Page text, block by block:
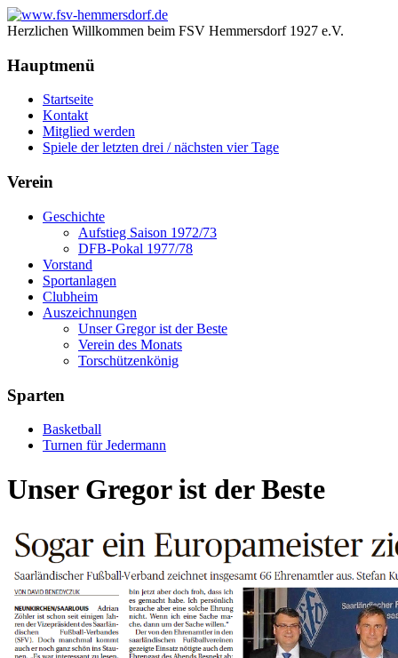
Herzlichen Willkommen beim FSV Hemmersdorf 1927 e.V.
Hauptmenü
Startseite
Kontakt
Mitglied werden
Spiele der letzten drei / nächsten vier Tage
Verein
Geschichte
Aufstieg Saison 1972/73
DFB-Pokal 1977/78
Vorstand
Sportanlagen
Clubheim
Auszeichnungen
Unser Gregor ist der Beste
Verein des Monats
Torschützenkönig
Sparten
Basketball
Turnen für Jedermann
Unser Gregor ist der Beste